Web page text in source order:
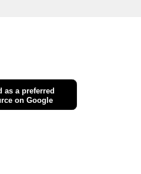
as a preferred
on Google